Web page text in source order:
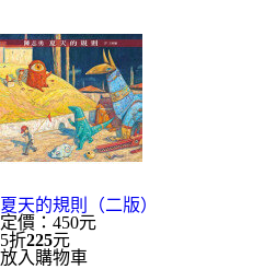
夏天的規則（二版）
定價：450元
5折225元
放入購物車